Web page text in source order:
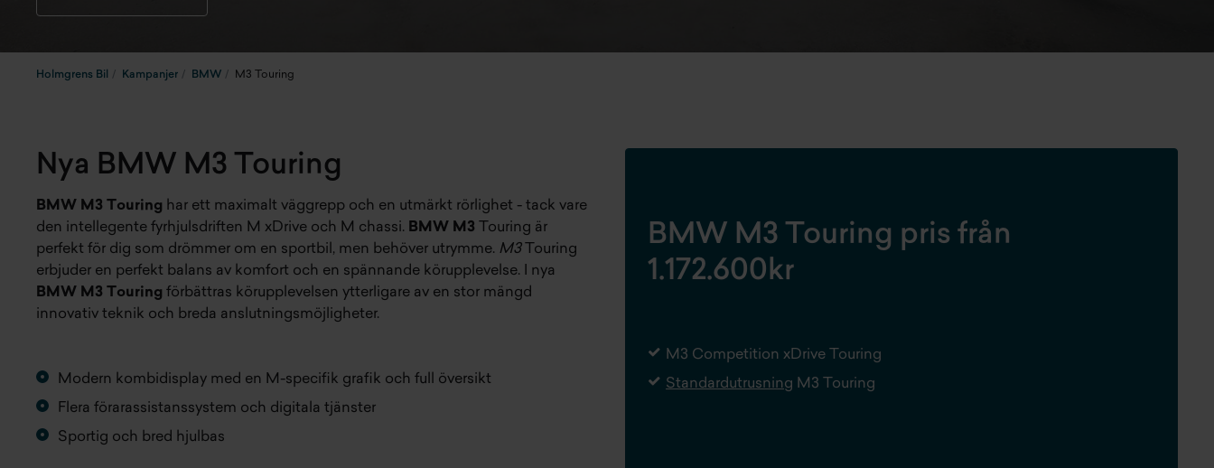
Holmgrens Bil Kampanjer BMW M3 Touring
Nya BMW M3 Touring
BMW M3 Touring har ett maximalt väggrepp och en utmärkt rörlighet - tack vare
den intellegente fyrhjulsdriften M xDrive och M chassi. BMW M3 Touring är
perfekt för dig som drömmer om en sportbil, men behöver utrymme. M3Touring
erbjuder en perfekt balans av komfort och en spännande körupplevelse. I nya
BMW M3 Touring förbättras körupplevelsen ytterligare av en stor mängd
innovativ teknik och breda anslutningsmöjligheter.
Modern kombidisplay med en M-specifik grafik och full översikt
Flera förarassistanssystem och digitala tjänster
Sportig och bred hjulbas
BMW M3 Touring pris från
1.172.600kr
M3 Competition xDrive Touring
Standardutrusning M3 Touring